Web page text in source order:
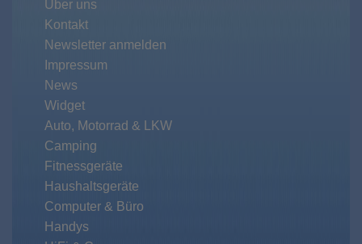
Über uns
Kontakt
Newsletter anmelden
Impressum
News
Widget
Auto, Motorrad & LKW
Camping
Fitnessgeräte
Haushaltsgeräte
Computer & Büro
Handys